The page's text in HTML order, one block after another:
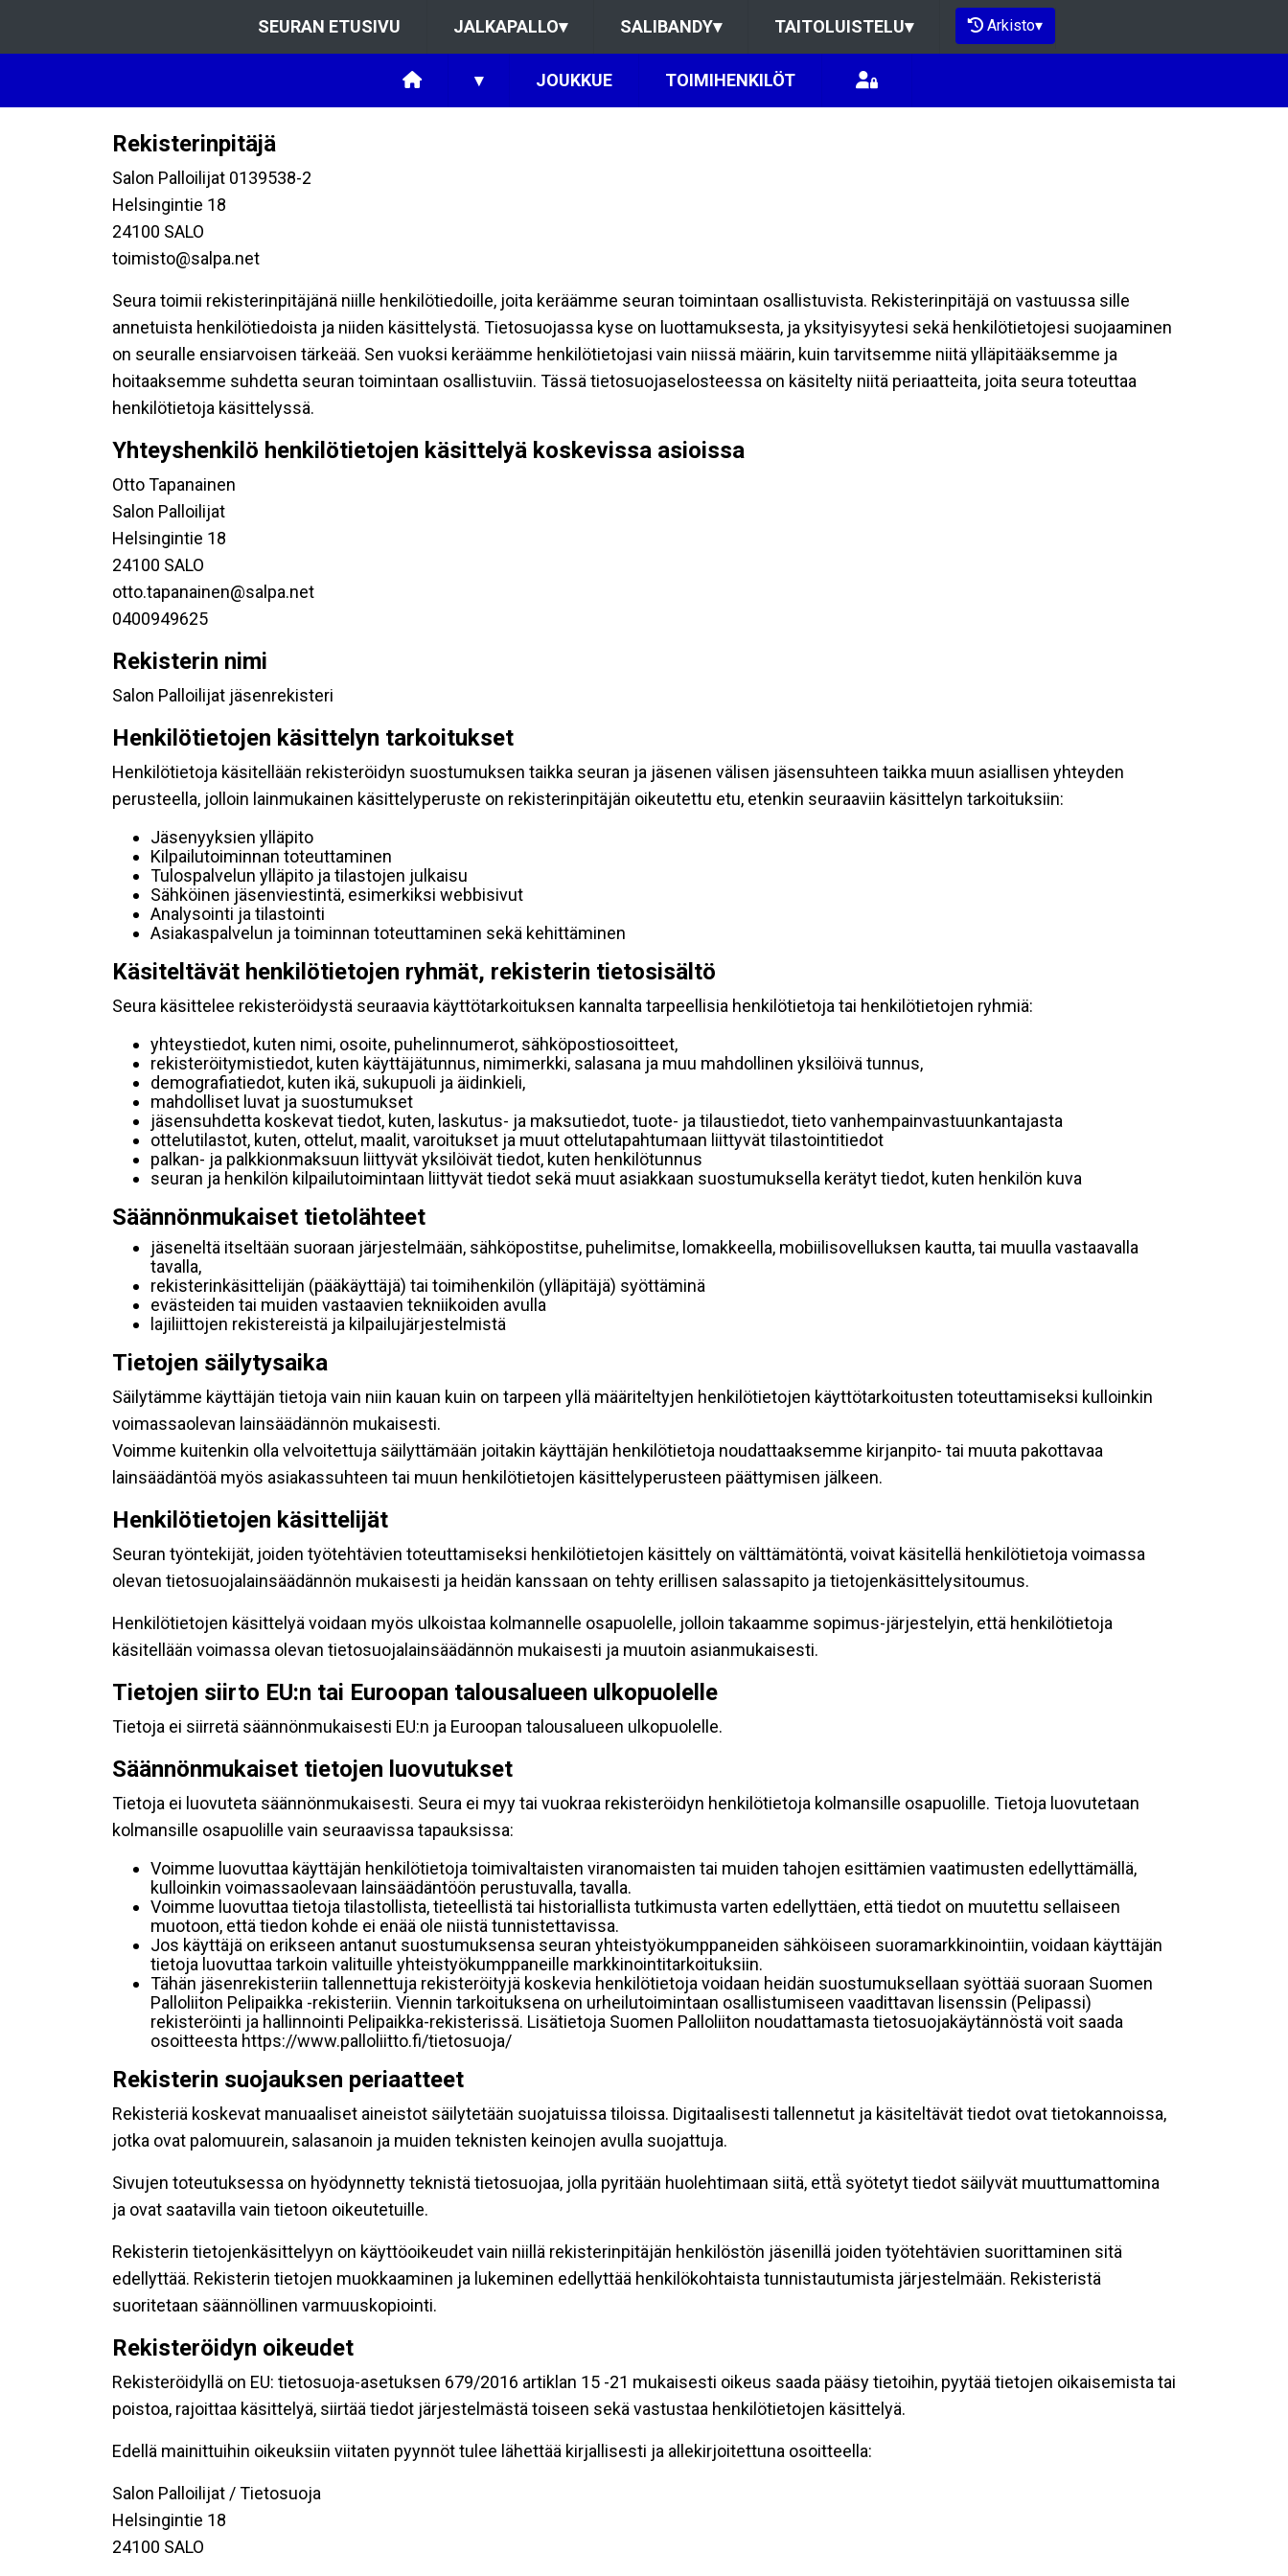
SEURAN ETUSIVU JALKAPALLO▾ SALIBANDY▾ TAITOLUISTELU▾ Arkisto▾
▾ JOUKKUE TOIMIHENKILÖT
Rekisterinpitäjä
Salon Palloilijat 0139538-2
Helsingintie 18
24100 SALO
toimisto@salpa.net
Seura toimii rekisterinpitäjänä niille henkilötiedoille, joita keräämme seuran toimintaan osallistuvista. Rekisterinpitäjä on vastuussa sille
annetuista henkilötiedoista ja niiden käsittelystä. Tietosuojassa kyse on luottamuksesta, ja yksityisyytesi sekä henkilötietojesi suojaaminen
on seuralle ensiarvoisen tärkeää. Sen vuoksi keräämme henkilötietojasi vain niissä määrin, kuin tarvitsemme niitä ylläpitääksemme ja
hoitaaksemme suhdetta seuran toimintaan osallistuviin. Tässä tietosuojaselosteessa on käsitelty niitä periaatteita, joita seura toteuttaa
henkilötietoja käsittelyssä.
Yhteyshenkilö henkilötietojen käsittelyä koskevissa asioissa
Otto Tapanainen
Salon Palloilijat
Helsingintie 18
24100 SALO
otto.tapanainen@salpa.net
0400949625
Rekisterin nimi
Salon Palloilijat jäsenrekisteri
Henkilötietojen käsittelyn tarkoitukset
Henkilötietoja käsitellään rekisteröidyn suostumuksen taikka seuran ja jäsenen välisen jäsensuhteen taikka muun asiallisen yhteyden
perusteella, jolloin lainmukainen käsittelyperuste on rekisterinpitäjän oikeutettu etu, etenkin seuraaviin käsittelyn tarkoituksiin:
Jäsenyyksien ylläpito
Kilpailutoiminnan toteuttaminen
Tulospalvelun ylläpito ja tilastojen julkaisu
Sähköinen jäsenviestintä, esimerkiksi webbisivut
Analysointi ja tilastointi
Asiakaspalvelun ja toiminnan toteuttaminen sekä kehittäminen
Käsiteltävät henkilötietojen ryhmät, rekisterin tietosisältö
Seura käsittelee rekisteröidystä seuraavia käyttötarkoituksen kannalta tarpeellisia henkilötietoja tai henkilötietojen ryhmiä:
yhteystiedot, kuten nimi, osoite, puhelinnumerot, sähköpostiosoitteet,
rekisteröitymistiedot, kuten käyttäjätunnus, nimimerkki, salasana ja muu mahdollinen yksilöivä tunnus,
demografiatiedot, kuten ikä, sukupuoli ja äidinkieli,
mahdolliset luvat ja suostumukset
jäsensuhdetta koskevat tiedot, kuten, laskutus- ja maksutiedot, tuote- ja tilaustiedot, tieto vanhempainvastuunkantajasta
ottelutilastot, kuten, ottelut, maalit, varoitukset ja muut ottelutapahtumaan liittyvät tilastointitiedot
palkan- ja palkkionmaksuun liittyvät yksilöivät tiedot, kuten henkilötunnus
seuran ja henkilön kilpailutoimintaan liittyvät tiedot sekä muut asiakkaan suostumuksella kerätyt tiedot, kuten henkilön kuva
Säännönmukaiset tietolähteet
jäseneltä itseltään suoraan järjestelmään, sähköpostitse, puhelimitse, lomakkeella, mobiilisovelluksen kautta, tai muulla vastaavalla
tavalla,
rekisterinkäsittelijän (pääkäyttäjä) tai toimihenkilön (ylläpitäjä) syöttäminä
evästeiden tai muiden vastaavien tekniikoiden avulla
lajiliittojen rekistereistä ja kilpailujärjestelmistä
Tietojen säilytysaika
Säilytämme käyttäjän tietoja vain niin kauan kuin on tarpeen yllä määriteltyjen henkilötietojen käyttötarkoitusten toteuttamiseksi kulloinkin
voimassaolevan lainsäädännön mukaisesti.
Voimme kuitenkin olla velvoitettuja säilyttämään joitakin käyttäjän henkilötietoja noudattaaksemme kirjanpito- tai muuta pakottavaa
lainsäädäntöä myös asiakassuhteen tai muun henkilötietojen käsittelyperusteen päättymisen jälkeen.
Henkilötietojen käsittelijät
Seuran työntekijät, joiden työtehtävien toteuttamiseksi henkilötietojen käsittely on välttämätöntä, voivat käsitellä henkilötietoja voimassa
olevan tietosuojalainsäädännön mukaisesti ja heidän kanssaan on tehty erillisen salassapito ja tietojenkäsittelysitoumus.
Henkilötietojen käsittelyä voidaan myös ulkoistaa kolmannelle osapuolelle, jolloin takaamme sopimus-järjestelyin, että henkilötietoja
käsitellään voimassa olevan tietosuojalainsäädännön mukaisesti ja muutoin asianmukaisesti.
Tietojen siirto EU:n tai Euroopan talousalueen ulkopuolelle
Tietoja ei siirretä säännönmukaisesti EU:n ja Euroopan talousalueen ulkopuolelle.
Säännönmukaiset tietojen luovutukset
Tietoja ei luovuteta säännönmukaisesti. Seura ei myy tai vuokraa rekisteröidyn henkilötietoja kolmansille osapuolille. Tietoja luovutetaan
kolmansille osapuolille vain seuraavissa tapauksissa:
Voimme luovuttaa käyttäjän henkilötietoja toimivaltaisten viranomaisten tai muiden tahojen esittämien vaatimusten edellyttämällä,
kulloinkin voimassaolevaan lainsäädäntöön perustuvalla, tavalla.
Voimme luovuttaa tietoja tilastollista, tieteellistä tai historiallista tutkimusta varten edellyttäen, että tiedot on muutettu sellaiseen
muotoon, että tiedon kohde ei enää ole niistä tunnistettavissa.
Jos käyttäjä on erikseen antanut suostumuksensa seuran yhteistyökumppaneiden sähköiseen suoramarkkinointiin, voidaan käyttäjän
tietoja luovuttaa tarkoin valituille yhteistyökumppaneille markkinointitarkoituksiin.
Tähän jäsenrekisteriin tallennettuja rekisteröityjä koskevia henkilötietoja voidaan heidän suostumuksellaan syöttää suoraan Suomen
Palloliiton Pelipaikka -rekisteriin. Viennin tarkoituksena on urheilutoimintaan osallistumiseen vaadittavan lisenssin (Pelipassi)
rekisteröinti ja hallinnointi Pelipaikka-rekisterissä. Lisätietoja Suomen Palloliiton noudattamasta tietosuojakäytännöstä voit saada
osoitteesta https://www.palloliitto.fi/tietosuoja/
Rekisterin suojauksen periaatteet
Rekisteriä koskevat manuaaliset aineistot säilytetään suojatuissa tiloissa. Digitaalisesti tallennetut ja käsiteltävät tiedot ovat tietokannoissa,
jotka ovat palomuurein, salasanoin ja muiden teknisten keinojen avulla suojattuja.
Sivujen toteutuksessa on hyödynnetty teknistä tietosuojaa, jolla pyritään huolehtimaan siitä, että̈ syötetyt tiedot säilyvät muuttumattomina
ja ovat saatavilla vain tietoon oikeutetuille.
Rekisterin tietojenkäsittelyyn on käyttöoikeudet vain niillä rekisterinpitäjän henkilöstön jäsenillä joiden työtehtävien suorittaminen sitä
edellyttää. Rekisterin tietojen muokkaaminen ja lukeminen edellyttää henkilökohtaista tunnistautumista järjestelmään. Rekisteristä
suoritetaan säännöllinen varmuuskopiointi.
Rekisteröidyn oikeudet
Rekisteröidyllä on EU: tietosuoja-asetuksen 679/2016 artiklan 15 -21 mukaisesti oikeus saada pääsy tietoihin, pyytää tietojen oikaisemista tai
poistoa, rajoittaa käsittelyä, siirtää tiedot järjestelmästä toiseen sekä vastustaa henkilötietojen käsittelyä.
Edellä mainittuihin oikeuksiin viitaten pyynnöt tulee lähettää kirjallisesti ja allekirjoitettuna osoitteella:
Salon Palloilijat / Tietosuoja
Helsingintie 18
24100 SALO